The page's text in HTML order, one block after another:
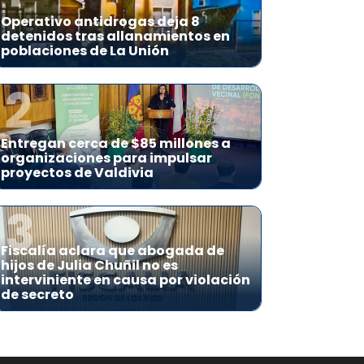
Operativo antidrogas deja 8
detenidos tras allanamientos en
poblaciones de La Unión
2
Entregan cerca de $85 millones a
organizaciones para impulsar
proyectos de Valdivia
3
Fiscalía aclara que abogada de
hijos de Julia Chuñil no es
interviniente en causa por violación
de secreto